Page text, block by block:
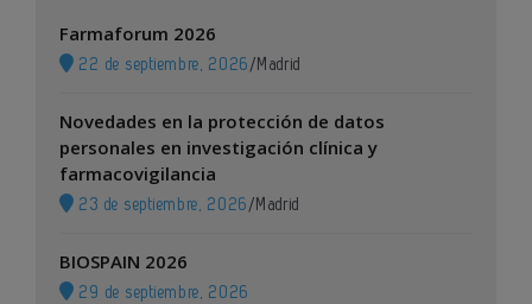
Farmaforum 2026
22 de septiembre, 2026 / Madrid
Novedades en la protección de datos
personales en investigación clínica y
farmacovigilancia
23 de septiembre, 2026 / Madrid
BIOSPAIN 2026
29 de septiembre, 2026